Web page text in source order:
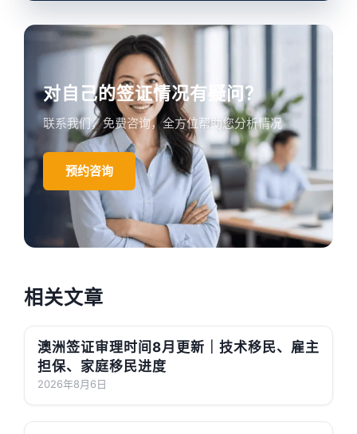
对自己的签证情况有疑问？
联系我们，免费咨询，全方位帮助您分析情况
预约咨询
相关文章
澳洲签证审理时间8月更新｜技术移民、雇主
担保、家庭移民进度
2026年8月6日